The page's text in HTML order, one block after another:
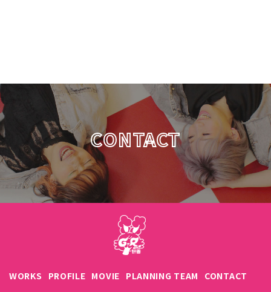
CONTACT
WORKS PROFILE MOVIE PLANNING TEAM CONTACT